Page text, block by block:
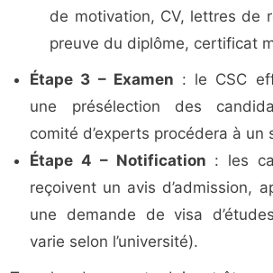
de motivation, CV, lettres de
preuve du diplôme, certificat
Étape 3 – Examen : le CSC
une présélection des
comité d’experts procédera à un
Étape 4 – Notification : les
reçoivent un avis d’admission,
une demande de visa
varie selon l’université).